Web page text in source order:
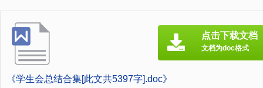
《学生会总结合集[此文共5397字].doc》
点击下载文档
文档为doc格式